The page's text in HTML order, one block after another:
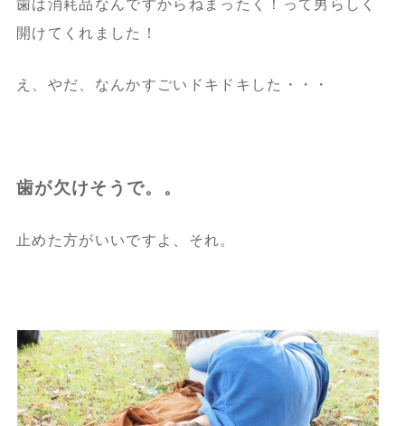
歯は消耗品なんですからねまったく！って男らしく
開けてくれました！
え、やだ、なんかすごいドキドキした・・・
歯が欠けそうで。。
止めた方がいいですよ、それ。